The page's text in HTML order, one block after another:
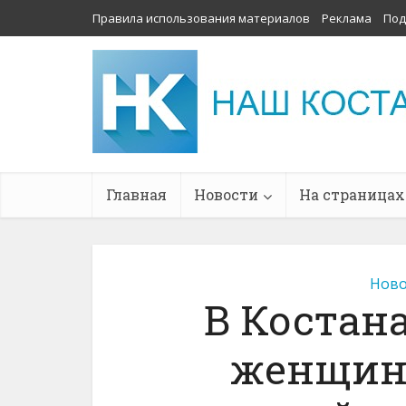
Правила использования материалов Реклама
Главная Новости На
В